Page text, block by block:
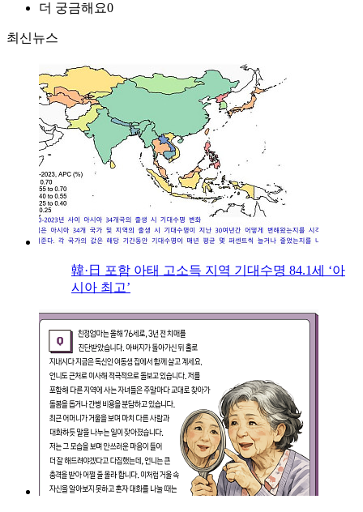
더 궁금해요0
최신뉴스
韓·日 포함 아태 고소득 지역 기대수명 84.1세 ‘아
시아 최고’